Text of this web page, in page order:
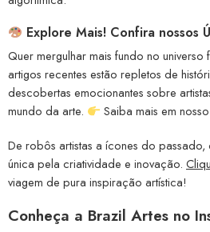
Explore Mais! Confira nossos
Quer mergulhar mais fundo no universo
artigos recentes estão repletos de
descobertas emocionantes sobre
mundo da arte.
Saiba mais em nosso
De robôs artistas a ícones do
única pela criatividade e inovação.
viagem de pura inspiração artística!
Conheça a Brazil Artes no